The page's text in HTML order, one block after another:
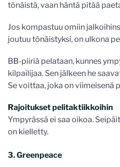
tönäistä, vaan häntä pitää
Jos kompastuu omiin
joutuu tönäistyksi, on ulkona
BB-piiriä pelataan, kunnes
kilpailijaa. Sen jälkeen he
Se voittaa, joka on viimeisenä
Rajoitukset pelitaktiikkoihin
Ympyrässä ei saa oikoa.
on kielletty.
3. Greenpeace